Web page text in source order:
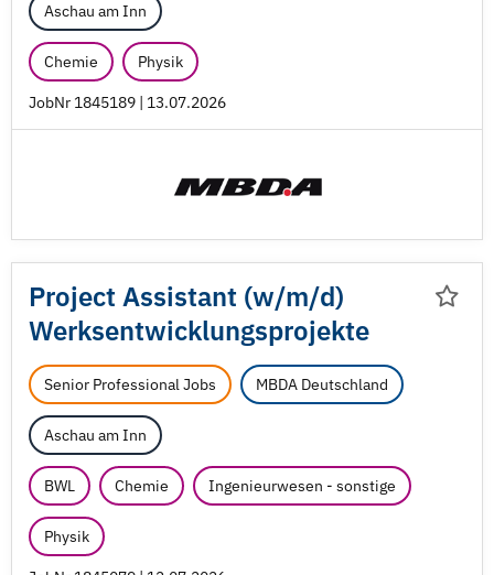
Aschau am Inn
Chemie Physik
JobNr 1845189 | 13.07.2026
Project Assistant (w/m/d)
Werksentwicklungsprojekte
Senior Professional Jobs MBDA Deutschland
Aschau am Inn
BWL Chemie Ingenieurwesen - sonstige
Physik